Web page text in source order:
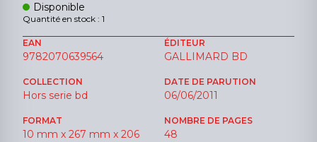
Disponible
Quantité en stock : 1
EAN
9782070639564
ÉDITEUR
GALLIMARD BD
COLLECTION
Hors serie bd
DATE DE PARUTION
06/06/2011
FORMAT
10 mm x 267 mm x 206
NOMBRE DE PAGES
48